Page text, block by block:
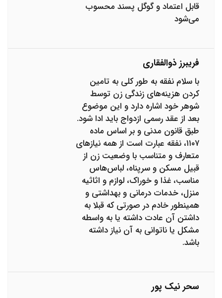
قابل اعتماد و گوگل پسند محسوب
می‌شود
فریبرز ذوالفقاری
با سلام نفقه به طور کلی به تامین
کردن هزینه‌های زندگی زن توسط
شوهر خود اشاره دارد و این موضوع
بعد از عقد رسمی ازدواج باید ادا شود.
طبق قانون مدنی و بر اساس ماده
۱۱۰۷، نفقه عبارت است از همه نیازهای
متعارف و متناسب با وضعیت زن از
قبیل مسکن و سرپناه، لباس‌هاس
مناسب، غذا و خوراک، لوازم و اثاثیه
منزل، خدمات درمانی و بهداشتی و
همینطور خادم در صورتی که قبلا به
داشتن آن عادت داشته یا به واسطه
مشکل یا ناتوانی به آن نیاز داشته
باشد.
سحر نیک پور